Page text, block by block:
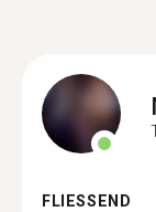
FLIESSEND